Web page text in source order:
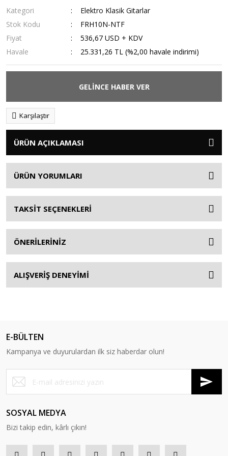
Kategori
Elektro Klasik Gitarlar
Stok Kodu
FRH10N-NTF
Fiyat
536,67 USD + KDV
Havale
25.331,26 TL (%2,00 havale indirimi)
GELİNCE HABER VER
Karşılaştır
ÜRÜN AÇIKLAMASI
ÜRÜN YORUMLARI
TAKSİT SEÇENEKLERİ
ÖNERİLERİNİZ
ALIŞVERİŞ DENEYİMİ
E-BÜLTEN
Kampanya ve duyurulardan ilk siz haberdar olun!
SOSYAL MEDYA
Bizi takip edin, kârlı çıkın!